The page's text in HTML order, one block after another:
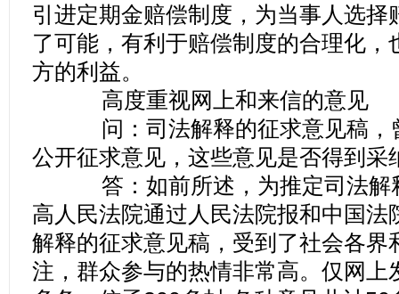
引进定期金赔偿制度，为当事人选择
了可能，有利于赔偿制度的合理化，
方的利益。
高度重视网上和来信的意见
问：司法解释的征求意见稿，
公开征求意见，这些意见是否得到采
答：如前所述，为推定司法解
高人民法院通过人民法院报和中国法
解释的征求意见稿，受到了社会各界
注，群众参与的热情非常高。仅网上